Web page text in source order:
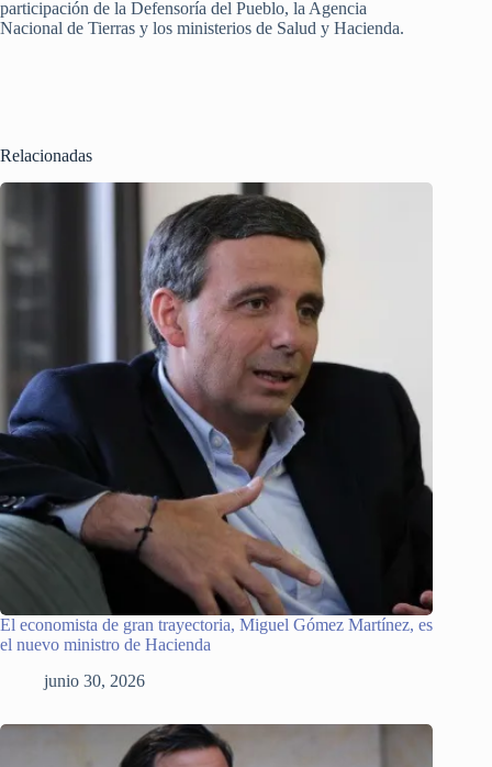
participación de la Defensoría del Pueblo, la Agencia
Nacional de Tierras y los ministerios de Salud y Hacienda.
Relacionadas
El economista de gran trayectoria, Miguel Gómez Martínez, es
el nuevo ministro de Hacienda
junio 30, 2026